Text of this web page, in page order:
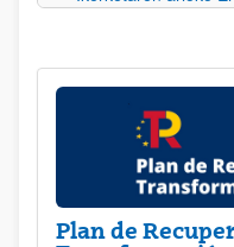
Plan de